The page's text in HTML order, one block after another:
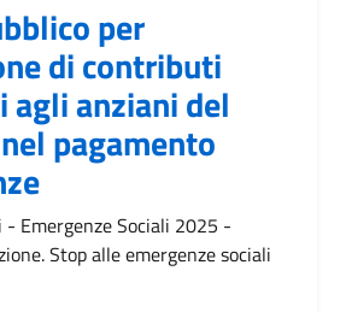
per
di contributi
agli anziani del
pagamento
- Emergenze Sociali 2025 -
Stop alle emergenze sociali